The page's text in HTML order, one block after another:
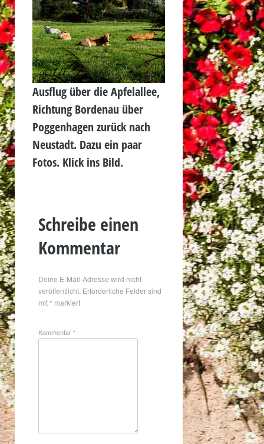
Ausflug über die Apfelallee,
Richtung Bordenau über
Poggenhagen zurück nach
Neustadt. Dazu ein paar
Fotos. Klick ins Bild.
Schreibe einen
Kommentar
Deine E-Mail-Adresse wird nicht
veröffentlicht. Erforderliche Felder sind
mit* markiert
Kommentar*